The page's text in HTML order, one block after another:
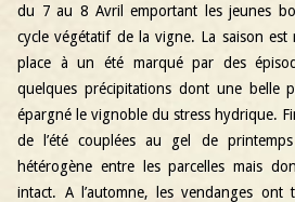
du 7 au 8 Avril emportant les jeunes
cycle végétatif de la vigne. La saison est
place à un été marqué par des
quelques précipitations dont une belle
épargné le vignoble du stress hydrique.
de l’été couplées au gel de
hétérogène entre les parcelles mais
intact. A l’automne, les vendanges ont